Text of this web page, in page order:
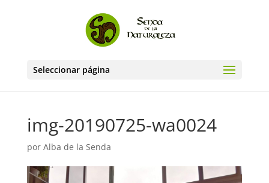
Seleccionar página
img-20190725-wa0024
por Alba de la Senda